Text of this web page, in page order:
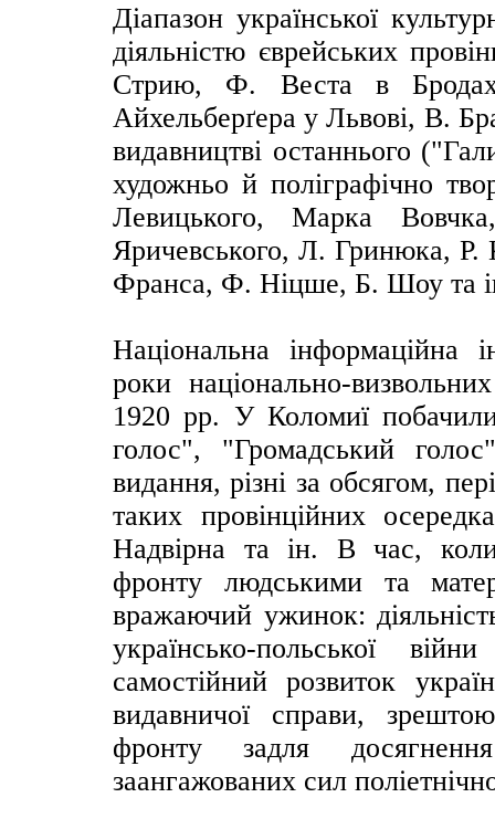
Діапазон української
діяльністю єврейських
Стрию, Ф. Веста в
Айхельберґера у Львові, В.
видавництві останнього
художньо й поліграфічно
Левицького, Марка
Яричевського, Л. Гринюка, Р.
Франса, Ф. Ніцше, Б. Шоу та
Національна інформаційна
роки національно-
1920 рр. У Коломиї
голос", "Громадський
видання, різні за обсягом,
таких провінційних
Надвірна та ін. В час,
фронту людськими та
вражаючий ужинок:
українсько-польської
самостійний розвиток
видавничої справи,
фронту задля
заангажованих сил